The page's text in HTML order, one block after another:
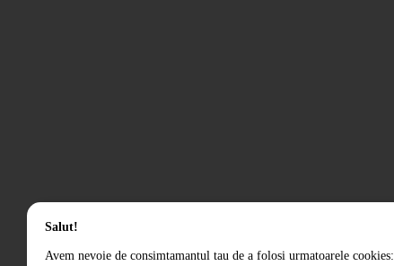
Salut!
Avem nevoie de consimtamantul tau de a folosi urmatoarele cookies: